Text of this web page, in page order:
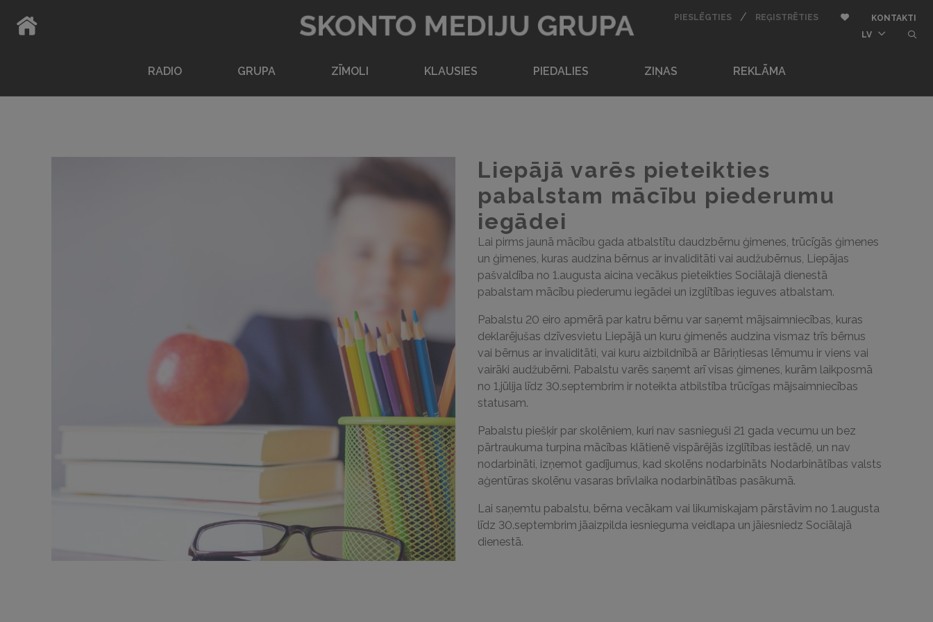
PIESLĒGTIESAUTORIZĒTIES
/ REĢISTRĒTIESREĢISTRĒTIESPievienot pie iemīļota
KONTAKTI
LV
RADIO GRUPA ZĪMOLI KLAUSIES PIEDALIES ZIŅAS REKLĀMA
Liepājā varēs pieteikties
pabalstam mācību piederumu
iegādei
Lai pirms jaunā mācību gada atbalstītu daudzbērnu ģimenes, trūcīgās ģimenes
un ģimenes, kuras audzina bērnus ar invaliditāti vai audžubērnus, Liepājas
pašvaldība no 1.augusta aicina vecākus pieteikties Sociālajā dienestā
pabalstam mācību piederumu iegādei un izglītības ieguves atbalstam.
Pabalstu 20 eiro apmērā par katru bērnu var saņemt mājsaimniecības, kuras
deklarējušas dzīvesvietu Liepājā un kuru ģimenēs audzina vismaz trīs bērnus
vai bērnus ar invaliditāti, vai kuru aizbildnībā ar Bāriņtiesas lēmumu ir viens vai
vairāki audžubērni. Pabalstu varēs saņemt arī visas ģimenes, kurām laikposmā
no 1.jūlija līdz 30.septembrim ir noteikta atbilstība trūcīgas mājsaimniecības
statusam.
Pabalstu piešķir par skolēniem, kuri nav sasnieguši 21 gada vecumu un bez
pārtraukuma turpina mācības klātienē vispārējās izglītības iestādē, un nav
nodarbināti, izņemot gadījumus, kad skolēns nodarbināts Nodarbinātības valsts
aģentūras skolēnu vasaras brīvlaika nodarbinātības pasākumā.
Lai saņemtu pabalstu, bērna vecākam vai likumiskajam pārstāvim no 1.augusta
līdz 30.septembrim jāaizpilda iesnieguma veidlapa un jāiesniedz Sociālajā
dienestā.